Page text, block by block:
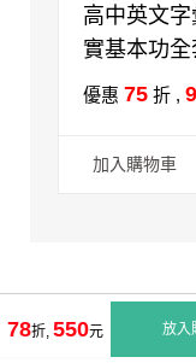
78折, 550元 放入
高中英文
實基本功
書)
優惠 75 折 ,
加入購物車